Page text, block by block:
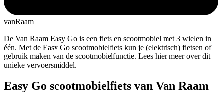
vanRaam
De Van Raam Easy Go is een fiets en scootmobiel met 3 wielen in
één. Met de Easy Go scootmobielfiets kun je (elektrisch) fietsen of
gebruik maken van de scootmobielfunctie. Lees hier meer over dit
unieke vervoersmiddel.
Easy Go scootmobielfiets van Van Raam